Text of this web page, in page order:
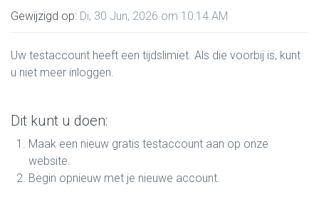
Gewijzigd op: Di, 30 Jun, 2026 om 10:14 AM
Uw testaccount heeft een tijdslimiet. Als die voorbij is, kunt
u niet meer inloggen.
Dit kunt u doen:
Maak een nieuw gratis testaccount aan op onze
website.
Begin opnieuw met je nieuwe account.